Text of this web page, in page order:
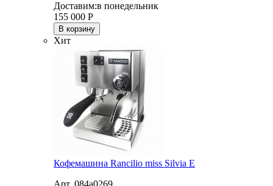
Доставим:в понедельник
155 000 Р
В корзину
Хит
Кофемашина Rancilio miss Silvia E